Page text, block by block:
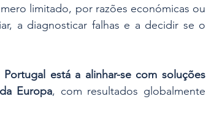
limitado, por razões económicas ou
a diagnosticar falhas e a decidir se o
Portugal está a alinhar-se com soluções
Europa, com resultados globalmente